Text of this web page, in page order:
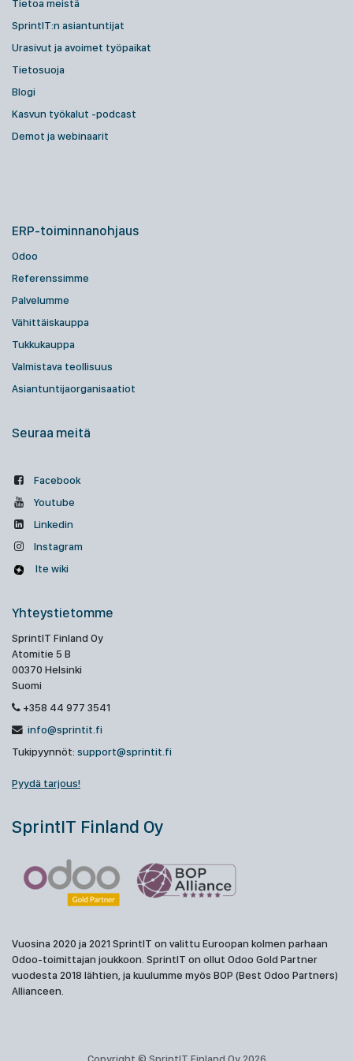
Tietoa meistä
SprintIT:n asiantuntijat
Urasivut ja avoimet työpaikat
Tietosuoja
Blogi
Kasvun työkalut -podcast
Demot ja webinaarit
ERP-toiminnanohjaus
Odoo
Referenssimme
Palvelumme
Vähittäiskauppa
Tukkukauppa
Valmistava teollisuus
Asiantuntijaorganisaatiot
Seuraa meitä
Facebook
Youtube
Linkedin
Instagram
Ite wiki
Yhteystietomme
SprintIT Finland Oy
Atomitie 5 B
00370 Helsinki
Suomi
+358 44 977 3541
info@sprintit.fi
Tukipyynnöt: support@sprintit.fi
Pyydä tarjous!
SprintIT Finland Oy
Vuosina 2020 ja 2021 SprintIT on valittu Euroopan kolmen parhaan
Odoo-toimittajan joukkoon. SprintIT on ollut Odoo Gold Partner
vuodesta 2018 lähtien, ja kuulumme myös BOP (Best Odoo Partners)
Allianceen.
Copyright © SprintIT Finland Oy 2026